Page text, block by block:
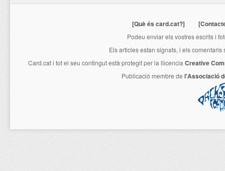
[Què és card.cat?]
Podeu enviar els vostres escrits i
Els articles estan signats, i els
Card.cati tot el seu contingut està protegit per la llicenciaCreative
Publicació membre de l'Associació